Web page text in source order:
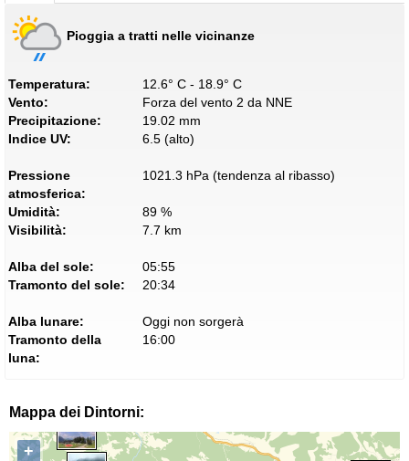
Pioggia a tratti nelle vicinanze
Temperatura:
12.6° C - 18.9° C
Vento:
Forza del vento 2 da NNE
Precipitazione:
19.02 mm
Indice UV:
6.5 (alto)
Pressione
atmosferica:
1021.3 hPa (tendenza al ribasso)
Umidità:
89 %
Visibilità:
7.7 km
Alba del sole:
05:55
Tramonto del sole:
20:34
Alba lunare:
Oggi non sorgerà
Tramonto della
luna:
16:00
Mappa dei Dintorni:
+